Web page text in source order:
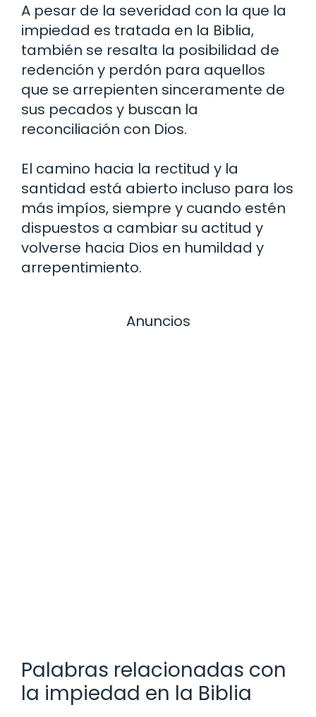
A pesar de la severidad con la que la
impiedad es tratada en la Biblia,
también se resalta la posibilidad de
redención y perdón para aquellos
que se arrepienten sinceramente de
sus pecados y buscan la
reconciliación con Dios.
El camino hacia la rectitud y la
santidad está abierto incluso para los
más impíos, siempre y cuando estén
dispuestos a cambiar su actitud y
volverse hacia Dios en humildad y
arrepentimiento.
Anuncios
Palabras relacionadas con
la impiedad en la Biblia